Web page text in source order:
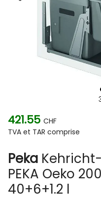
421.55 CHF
TVA et TAR comprise
Peka
PEKA Oeko
40+6+1.2 l